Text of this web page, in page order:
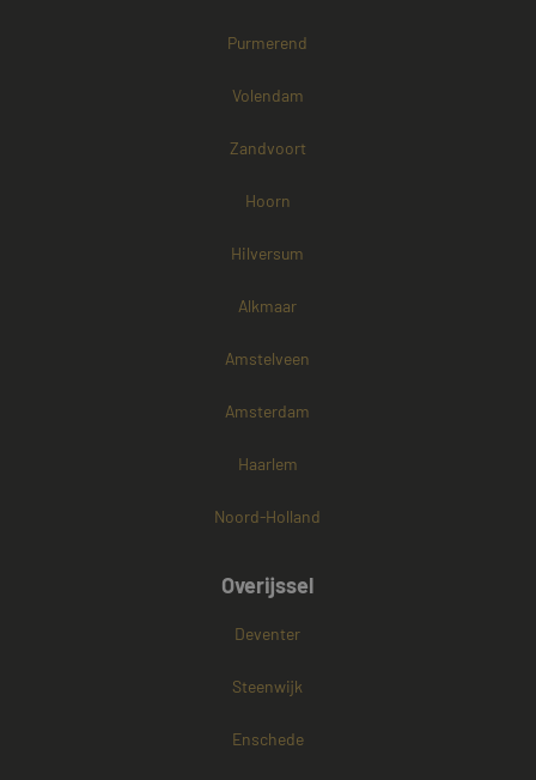
Purmerend
Volendam
Zandvoort
Hoorn
Hilversum
Alkmaar
Amstelveen
Amsterdam
Haarlem
Noord-Holland
Overijssel
Deventer
Steenwijk
Enschede